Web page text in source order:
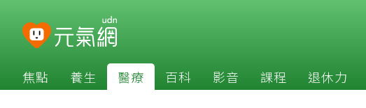
焦點 養生 醫療 百科 影音 課程 退休力